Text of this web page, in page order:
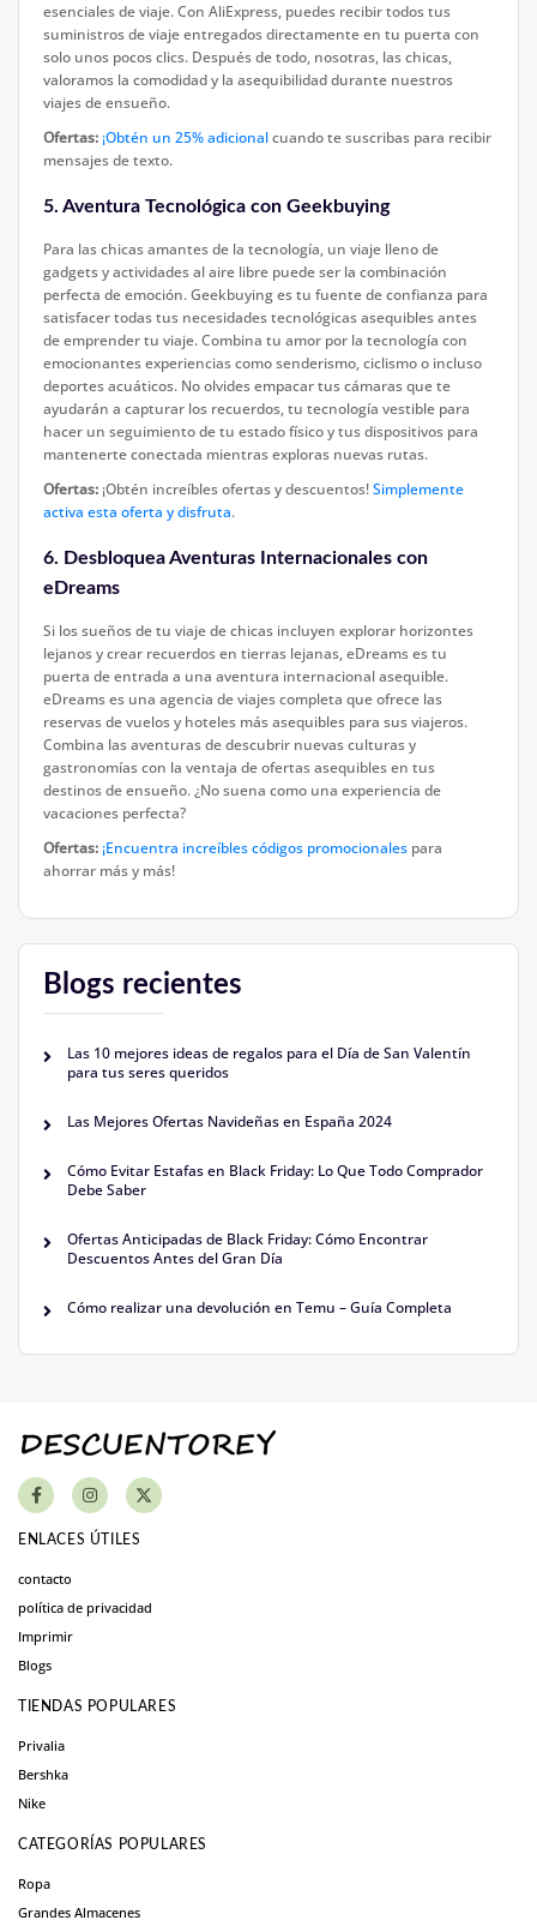
esenciales de viaje. Con AliExpress, puedes recibir todos tus
suministros de viaje entregados directamente en tu puerta con
solo unos pocos clics. Después de todo, nosotras, las chicas,
valoramos la comodidad y la asequibilidad durante nuestros
viajes de ensueño.
Ofertas: ¡Obtén un 25% adicionalcuando te suscribas para recibir
mensajes de texto.
5. Aventura Tecnológica con Geekbuying
Para las chicas amantes de la tecnología, un viaje lleno de
gadgets y actividades al aire libre puede ser la combinación
perfecta de emoción. Geekbuying es tu fuente de confianza para
satisfacer todas tus necesidades tecnológicas asequibles antes
de emprender tu viaje. Combina tu amor por la tecnología con
emocionantes experiencias como senderismo, ciclismo o incluso
deportes acuáticos. No olvides empacar tus cámaras que te
ayudarán a capturar los recuerdos, tu tecnología vestible para
hacer un seguimiento de tu estado físico y tus dispositivos para
mantenerte conectada mientras exploras nuevas rutas.
Ofertas: ¡Obtén increíbles ofertas y descuentos!Simplemente
activa esta oferta y disfruta.
6. Desbloquea Aventuras Internacionales con
eDreams
Si los sueños de tu viaje de chicas incluyen explorar horizontes
lejanos y crear recuerdos en tierras lejanas, eDreams es tu
puerta de entrada a una aventura internacional asequible.
eDreams es una agencia de viajes completa que ofrece las
reservas de vuelos y hoteles más asequibles para sus viajeros.
Combina las aventuras de descubrir nuevas culturas y
gastronomías con la ventaja de ofertas asequibles en tus
destinos de ensueño. ¿No suena como una experiencia de
vacaciones perfecta?
Ofertas: ¡Encuentra increíbles códigos promocionales para
ahorrar más y más!
Blogs recientes
Las 10 mejores ideas de regalos para el Día de San Valentín
para tus seres queridos
Las Mejores Ofertas Navideñas en España 2024
Cómo Evitar Estafas en Black Friday: Lo Que Todo Comprador
Debe Saber
Ofertas Anticipadas de Black Friday: Cómo Encontrar
Descuentos Antes del Gran Día
Cómo realizar una devolución en Temu – Guía Completa
ENLACES ÚTILES
contacto
política de privacidad
Imprimir
Blogs
TIENDAS POPULARES
Privalia
Bershka
Nike
CATEGORÍAS POPULARES
Ropa
Grandes Almacenes